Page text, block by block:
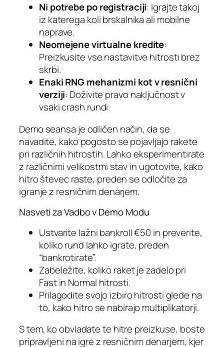
Ni potrebe po registraciji: Igrajte takoj
iz katerega koli brskalnika ali mobilne
naprave.
Neomejene virtualne kredite:
Preizkusite vse nastavitve hitrosti brez
skrbi.
Enaki RNG mehanizmi kot v resnični
verziji: Doživite pravo naključnost v
vsaki crash rundi.
Demo seansa je odličen način, da se
navadite, kako pogosto se pojavljajo rakete
pri različnih hitrostih. Lahko eksperimentirate
z različnimi velikostmi stav in ugotovite, kako
hitro števec raste, preden se odločite za
igranje z resničnim denarjem.
Nasveti za Vadbo v Demo Modu
Ustvarite lažni bankroll €50 in preverite,
koliko rund lahko igrate, preden
“bankrotirate”.
Zabeležite, koliko raket je zadelo pri
Fast in Normal hitrosti.
Prilagodite svojo izbiro hitrosti glede na
to, kako hitro se nabirajo multiplikatorji.
S tem, ko obvladate te hitre preizkuse, boste
pripravljeni na igre z resničnim denarjem, kjer